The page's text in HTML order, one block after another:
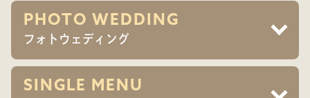
PHOTO WEDDING
フォトウェディング
SINGLE MENU